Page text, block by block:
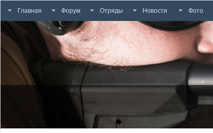
Главная Форум Отряды Новости Фото